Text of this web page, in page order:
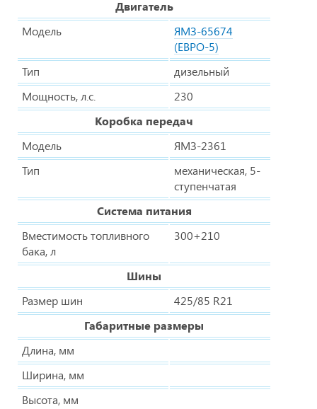
Двигатель
Модель
ЯМЗ-65674
(ЕВРО-5)
Тип
дизельный
Мощность, л.с.
230
Коробка передач
Модель
ЯМЗ-2361
Тип
механическая, 5-
ступенчатая
Система питания
Вместимость топливного
бака, л
300+210
Шины
Размер шин
425/85 R21
Габаритные размеры
Длина, мм
Ширина, мм
Высота, мм